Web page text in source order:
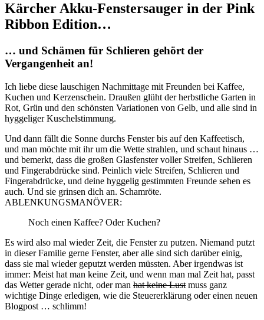
Kärcher Akku-Fenstersauger in der Pink
Ribbon Edition…
… und Schämen für Schlieren gehört der
Vergangenheit an!
Ich liebe diese lauschigen Nachmittage mit Freunden bei Kaffee,
Kuchen und Kerzenschein. Draußen glüht der herbstliche Garten in
Rot, Grün und den schönsten Variationen von Gelb, und alle sind in
hyggeliger Kuschelstimmung.
Und dann fällt die Sonne durchs Fenster bis auf den Kaffeetisch,
und man möchte mit ihr um die Wette strahlen, und schaut hinaus …
und bemerkt, dass die großen Glasfenster voller Streifen, Schlieren
und Fingerabdrücke sind. Peinlich viele Streifen, Schlieren und
Fingerabdrücke, und deine hyggelig gestimmten Freunde sehen es
auch. Und sie grinsen dich an. Schamröte.
ABLENKUNGSMANÖVER:
Noch einen Kaffee? Oder Kuchen?
Es wird also mal wieder Zeit, die Fenster zu putzen. Niemand putzt
in dieser Familie gerne Fenster, aber alle sind sich darüber einig,
dass sie mal wieder geputzt werden müssten. Aber irgendwas ist
immer: Meist hat man keine Zeit, und wenn man mal Zeit hat, passt
das Wetter gerade nicht, oder man hat keine Lust muss ganz
wichtige Dinge erledigen, wie die Steuererklärung oder einen neuen
Blogpost … schlimm!